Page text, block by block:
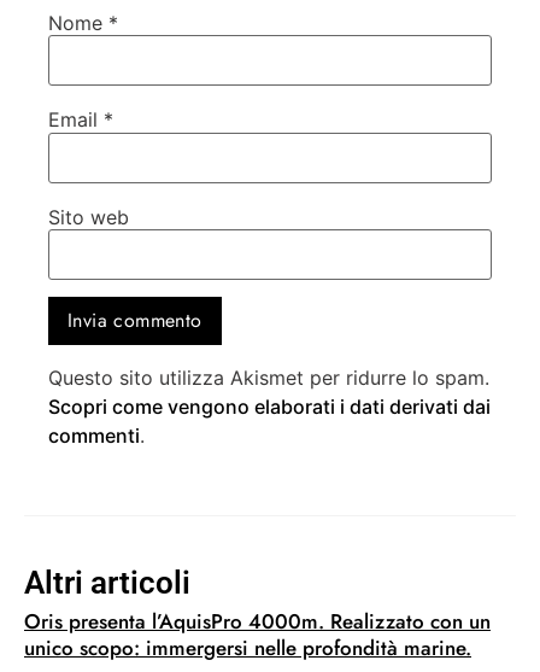
Altri articoli
Oris presenta l’AquisPro 4000m. Realizzato con un
unico scopo: immergersi nelle profondità marine.
Nome *
Email *
Sito web
Questo sito utilizza Akismet per ridurre lo spam.
Scopri come vengono elaborati i dati derivati dai
commenti.